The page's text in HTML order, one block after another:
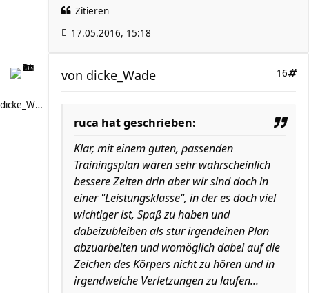
Zitieren
17.05.2016, 15:18
dicke_Wade
16
von dicke_Wade
ruca hat geschrieben:
Klar, mit einem guten, passenden
Trainingsplan wären sehr wahrscheinlich
bessere Zeiten drin aber wir sind doch in
einer "Leistungsklasse", in der es doch viel
wichtiger ist, Spaß zu haben und
dabeizubleiben als stur irgendeinen Plan
abzuarbeiten und womöglich dabei auf die
Zeichen des Körpers nicht zu hören und in
irgendwelche Verletzungen zu laufen...